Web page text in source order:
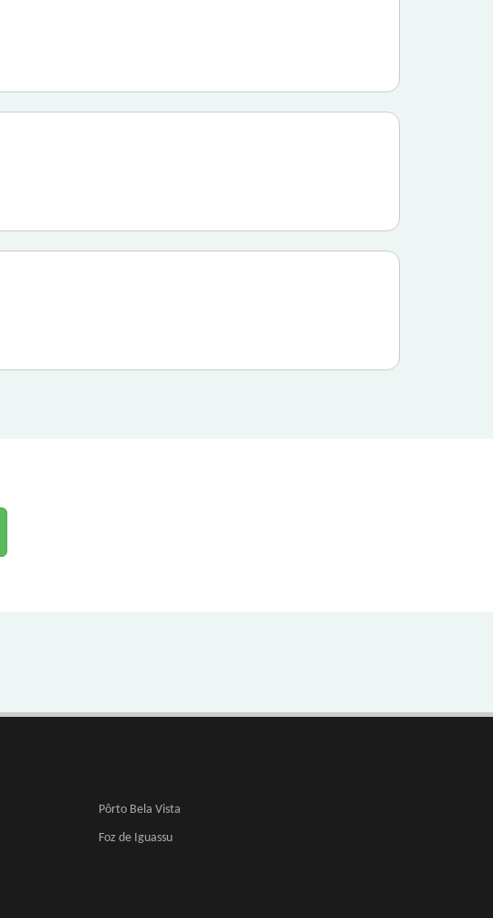
Pôrto Bela Vista
Foz de Iguassu